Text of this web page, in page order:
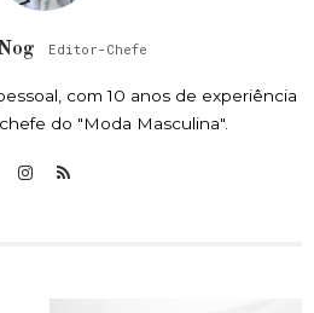
Editor-Chefe
com 10 anos de experiência
do "Moda Masculina".